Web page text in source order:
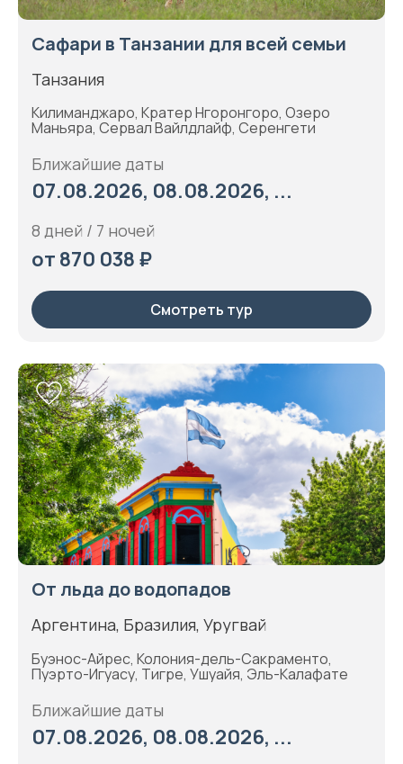
Сафари в Танзании для всей семьи
Танзания
Килиманджаро, Кратер Нгоронгоро, Озеро
Маньяра, Сервал Вайлдлайф, Серенгети
Ближайшие даты
07.08.2026, 08.08.2026, ...
8 дней / 7 ночей
от 870 038 ₽
Смотреть тур
От льда до водопадов
Аргентина, Бразилия, Уругвай
Буэнос-Айрес, Колония-дель-Сакраменто,
Пуэрто-Игуасу, Тигре, Ушуайя, Эль-Калафате
Ближайшие даты
07.08.2026, 08.08.2026, ...